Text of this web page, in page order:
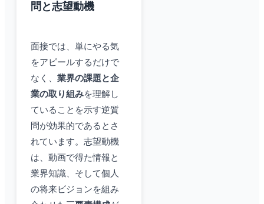
問と志望動機
面接では、単にやる気
をアピールするだけで
なく、 業界の課題と企
業の取り組みを理解し
ていることを示す逆質
問が効果的であるとさ
れています。志望動機
は、動画で得た情報と
業界知識、そして個人
の将来ビジョンを組み